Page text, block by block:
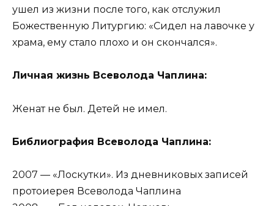
ушел из жизни после того, как отслужил
Божественную Литургию: «Сидел на лавочке у
храма, ему стало плохо и он скончался».
Личная жизнь Всеволода Чаплина:
Женат не был. Детей не имел.
Библиография Всеволода Чаплина:
2007 — «Лоскутки». Из дневниковых записей
протоиерея Всеволода Чаплина